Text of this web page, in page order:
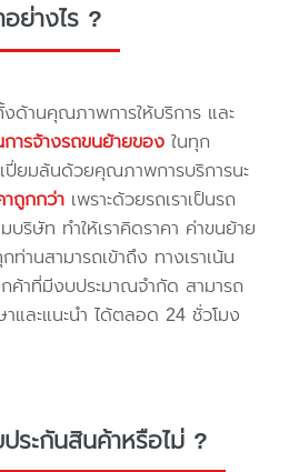
ย่างไร ?
ด้านคุณภาพการให้บริการ และ
การจ้างรถขนย้ายของ ในทุก
ปี่ยมล้นด้วยคุณภาพการบริการนะ
าถูกกว่า เพราะด้วยรถเราเป็นรถ
บริษัท ทำให้เราคิดราคา ค่าขนย้าย
านสามารถเข้าถึง ทางเราเน้น
ค้าที่มีงบประมาณจำกัด สามารถ
และแนะนำ ได้ตลอด 24 ชั่วโมง
ระกันสินค้าหรือไม่ ?